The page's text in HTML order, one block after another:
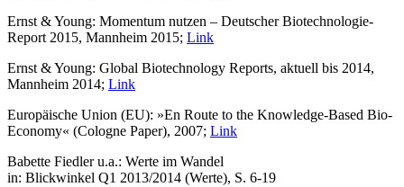
Ernst & Young: Momentum nutzen – Deutscher Biotechnologie-
Report 2015, Mannheim 2015; Link
Ernst & Young: Global Biotechnology Reports, aktuell bis 2014,
Mannheim 2014; Link
Europäische Union (EU): »En Route to the Knowledge-Based Bio-
Economy« (Cologne Paper), 2007; Link
Babette Fiedler u.a.: Werte im Wandel
in: Blickwinkel Q1 2013/2014 (Werte), S. 6-19